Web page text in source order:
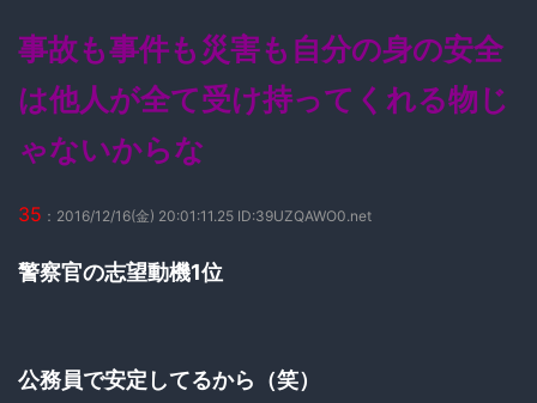
事故も事件も災害も自分の身の安全
は他人が全て受け持ってくれる物じ
ゃないからな
35 ：2016/12/16(金) 20:01:11.25 ID:39UZQAWO0.net
警察官の志望動機1位
公務員で安定してるから（笑）